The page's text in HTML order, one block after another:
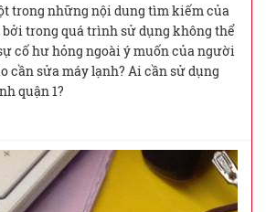
trong những nội dung tìm kiếm của
trong quá trình sử dụng không thể
cố hư hỏng ngoài ý muốn của người
cần sửa máy lạnh? Ai cần sử dụng
quận 1?